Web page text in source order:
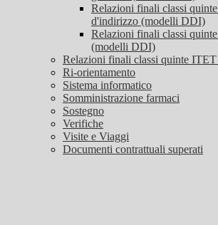
Relazioni finali classi
d'indirizzo (modelli DDI)
Relazioni finali classi
(modelli DDI)
Relazioni finali classi quinte
Ri-orientamento
Sistema informatico
Somministrazione farmaci
Sostegno
Verifiche
Visite e Viaggi
Documenti contrattuali superati